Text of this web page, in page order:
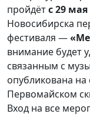
пройдётс 29
Новосибирска
фестиваля —
внимание будет
связанным с
опубликована на
Первомайском
Вход на все